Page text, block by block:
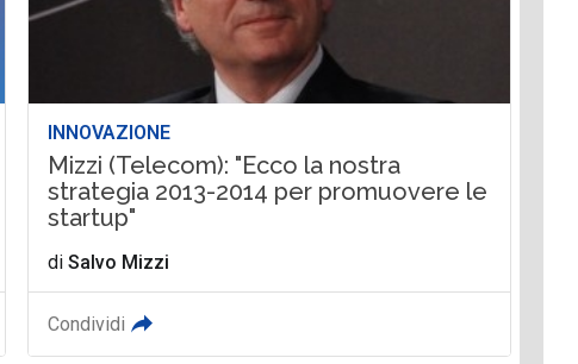
INNOVAZIONE
Mizzi (Telecom): "Ecco la nostra
strategia 2013-2014 per promuovere le
startup"
diSalvo Mizzi
Condividi